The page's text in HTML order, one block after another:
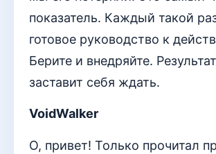
показатель. Каждый такой
готовое руководство к
Берите и внедряйте.
заставит себя ждать.
VoidWalker
О, привет! Только прочитал